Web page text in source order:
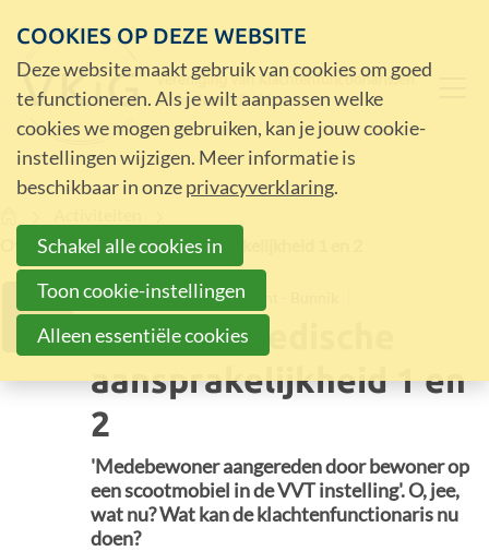
Over Training Medische aansprakelijkheid 1 en 2
26
MRT
Stayokay Hostel Utrecht - Bunnik
Training Medische
aansprakelijkheid 1 en
2
'Medebewoner aangereden door bewoner op
een scootmobiel in de VVT instelling'. O, jee,
wat nu? Wat kan de klachtenfunctionaris nu
doen?
COOKIES OP DEZE WEBSITE
Deze website maakt gebruik van cookies om goed
te functioneren. Als je wilt aanpassen welke
cookies we mogen gebruiken, kan je jouw cookie-
instellingen wijzigen. Meer informatie is
beschikbaar in onzeprivacyverklaring.
Schakel alle cookies in
Toon cookie-instellingen
Alleen essentiële cookies